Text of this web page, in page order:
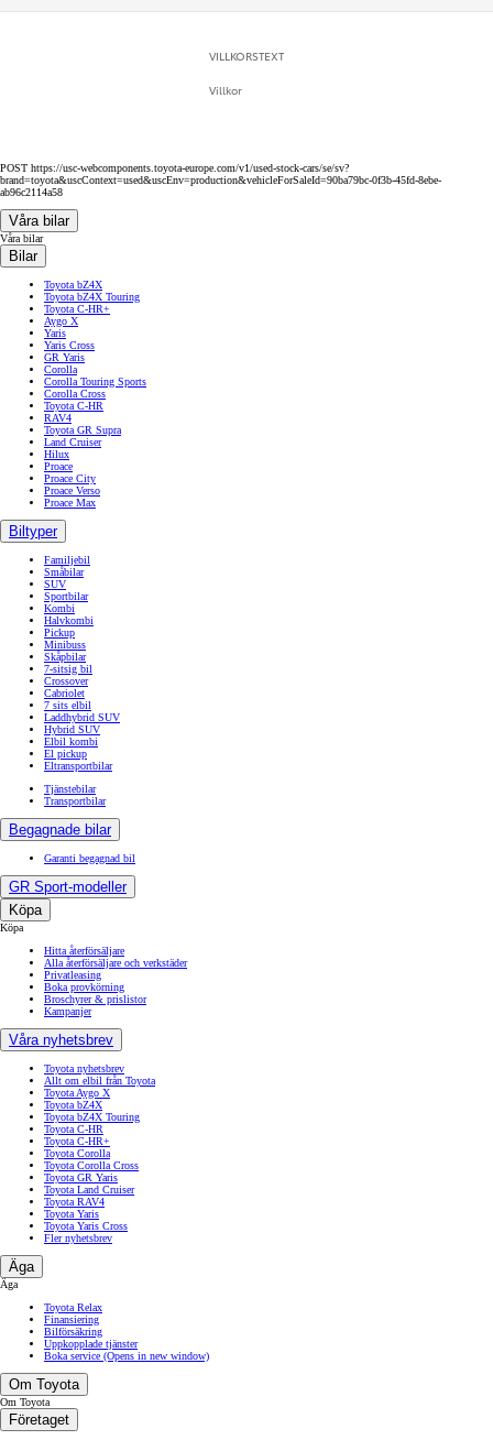
VILLKORSTEXT
Villkor
POST https://usc-webcomponents.toyota-europe.com/v1/used-stock-cars/se/sv?
brand=toyota&uscContext=used&uscEnv=production&vehicleForSaleId=90ba79bc-0f3b-45fd-8ebe-
ab96c2114a58
Våra bilar
Våra bilar
Bilar
Toyota bZ4X
Toyota bZ4X Touring
Toyota C-HR+
Aygo X
Yaris
Yaris Cross
GR Yaris
Corolla
Corolla Touring Sports
Corolla Cross
Toyota C-HR
RAV4
Toyota GR Supra
Land Cruiser
Hilux
Proace
Proace City
Proace Verso
Proace Max
Biltyper
Familjebil
Småbilar
SUV
Sportbilar
Kombi
Halvkombi
Pickup
Minibuss
Skåpbilar
7-sitsig bil
Crossover
Cabriolet
7 sits elbil
Laddhybrid SUV
Hybrid SUV
Elbil kombi
El pickup
Eltransportbilar
Tjänstebilar
Transportbilar
Begagnade bilar
Garanti begagnad bil
GR Sport-modeller
Köpa
Köpa
Hitta återförsäljare
Alla återförsäljare och verkstäder
Privatleasing
Boka provkörning
Broschyrer & prislistor
Kampanjer
Våra nyhetsbrev
Toyota nyhetsbrev
Allt om elbil från Toyota
Toyota Aygo X
Toyota bZ4X
Toyota bZ4X Touring
Toyota C-HR
Toyota C-HR+
Toyota Corolla
Toyota Corolla Cross
Toyota GR Yaris
Toyota Land Cruiser
Toyota RAV4
Toyota Yaris
Toyota Yaris Cross
Fler nyhetsbrev
Äga
Äga
Toyota Relax
Finansiering
Bilförsäkring
Uppkopplade tjänster
Boka service (Opens in new window)
Om Toyota
Om Toyota
Företaget